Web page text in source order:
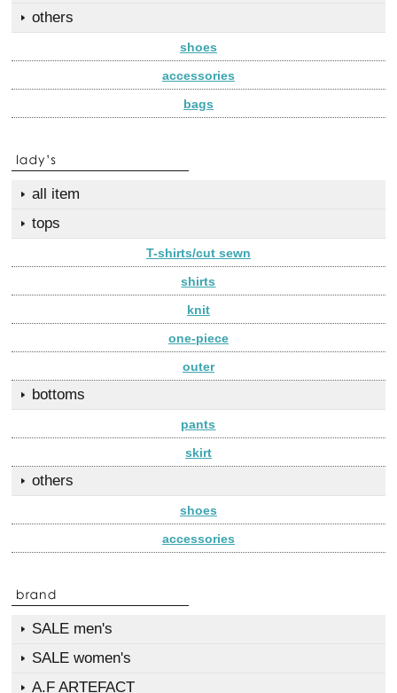
others
shoes
accessories
bags
all item
tops
T-shirts/cut sewn
shirts
knit
one-piece
outer
bottoms
pants
skirt
others
shoes
accessories
SALE men's
SALE women's
A.F ARTEFACT